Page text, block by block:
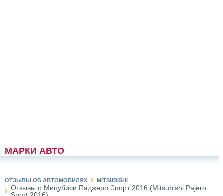
МАРКИ АВТО
ОТЗЫВЫ ОБ АВТОМОБИЛЯХ MITSUBISHI
Отзывы о Мицубиси Паджеро Спорт 2016 (Mitsubishi Pajero